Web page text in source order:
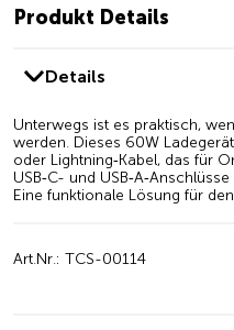
Produkt Details
Details
Unterwegs ist es praktisch,
werden. Dieses 60W Ladegerät
oder Lightning‑Kabel, das für
USB‑C- und USB‑A‑Anschlüsse
Eine funktionale Lösung für den
Art.Nr.: TCS-00114